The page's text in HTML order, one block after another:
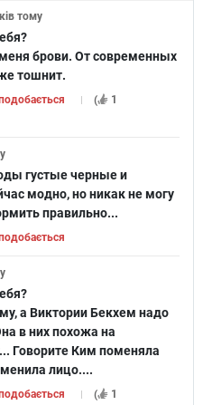
тому
брови. От современных
тошнит.
(
1
густые черные и
модно, но никак не могу
правильно...
а Виктории Бекхем надо
в них похожа на
Говорите Ким поменяла
лицо....
(
1